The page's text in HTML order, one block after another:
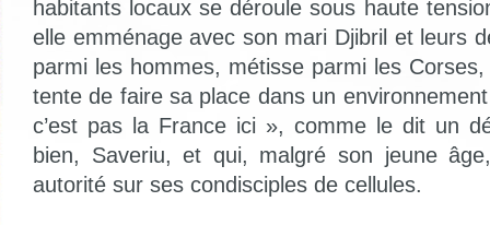
habitants locaux se déroule sous haute
elle emménage avec son mari Djibril et leurs
parmi les hommes, métisse parmi les
tente de faire sa place dans un
c’est pas la France ici », comme le dit un
bien, Saveriu, et qui, malgré son jeune
autorité sur ses condisciples de cellules.